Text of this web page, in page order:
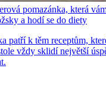
pomazánka, která
a hodí se do diety
patří k těm receptům,
vždy sklidí největší